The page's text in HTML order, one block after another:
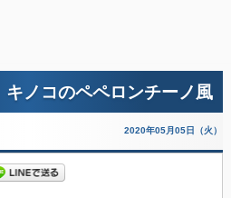
ノコのペペロンチーノ風
2020年05月05日（火）